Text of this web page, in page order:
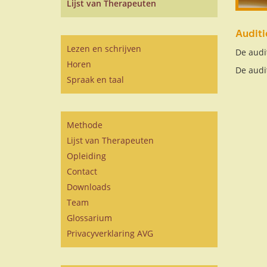
Lijst van Therapeuten
Lezen en schrijven
Horen
Spraak en taal
Methode
Lijst van Therapeuten
Opleiding
Contact
Downloads
Team
Glossarium
Privacyverklaring AVG
De
De